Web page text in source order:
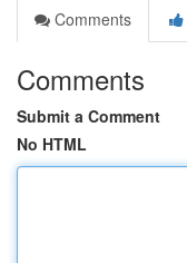
Comments
Comments
Submit a Comment
No HTML